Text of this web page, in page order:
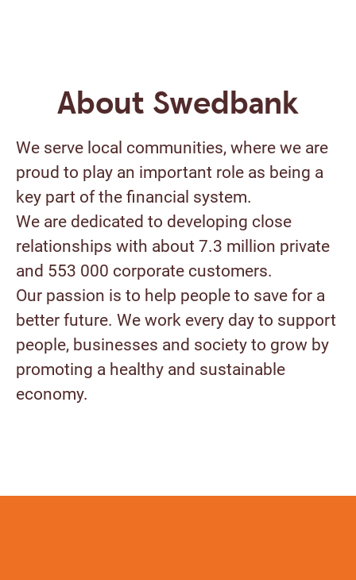
About Swedbank
We serve local communities, where we are
proud to play an important role as being a
key part of the financial system.
We are dedicated to developing close
relationships with about 7.3 million private
and 553 000 corporate customers.
Our passion is to help people to save for a
better future. We work every day to support
people, businesses and society to grow by
promoting a healthy and sustainable
economy.